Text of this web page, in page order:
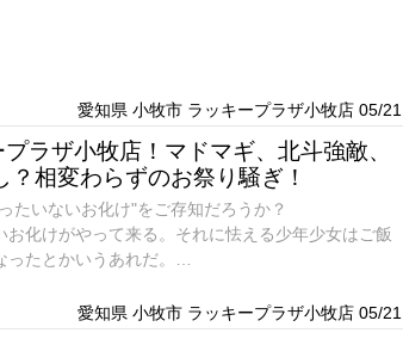
愛知県 小牧市 ラッキープラザ小牧店 05/21
ラザ小牧店！マドマギ、北斗強敵、
相変わらずのお祭り騒ぎ！
たいないお化け"をご存知だろうか？
お化けがやって来る。それに怯える少年少女はご飯
たとかいうあれだ。
愛知県 小牧市 ラッキープラザ小牧店 05/21